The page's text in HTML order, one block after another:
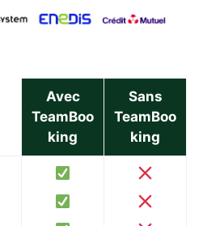
Avec
TeamBoo
king
Sans
TeamBoo
king